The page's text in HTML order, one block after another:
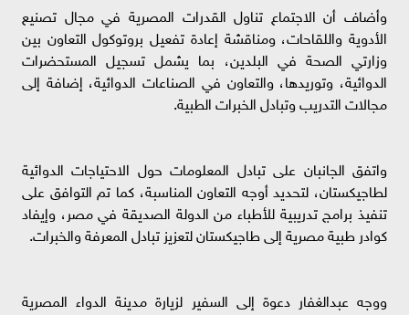
وأضاف أن الاجتماع تناول القدرات المصرية في مجال تصنيع
الأدوية واللقاحات، ومناقشة إعادة تفعيل بروتوكول التعاون بين
وزارتي الصحة في البلدين، بما يشمل تسجيل المستحضرات
الدوائية، وتوريدها، والتعاون في الصناعات الدوائية، إضافة إلى
مجالات التدريب وتبادل الخبرات الطبية.
واتفق الجانبان على تبادل المعلومات حول الاحتياجات الدوائية
لطاجيكستان، لتحديد أوجه التعاون المناسبة، كما تم التوافق على
تنفيذ برامج تدريبية للأطباء من الدولة الصديقة في مصر، وإيفاد
كوادر طبية مصرية إلى طاجيكستان لتعزيز تبادل المعرفة والخبرات.
ووجه عبدالغفار دعوة إلى السفير لزيارة مدينة الدواء المصرية